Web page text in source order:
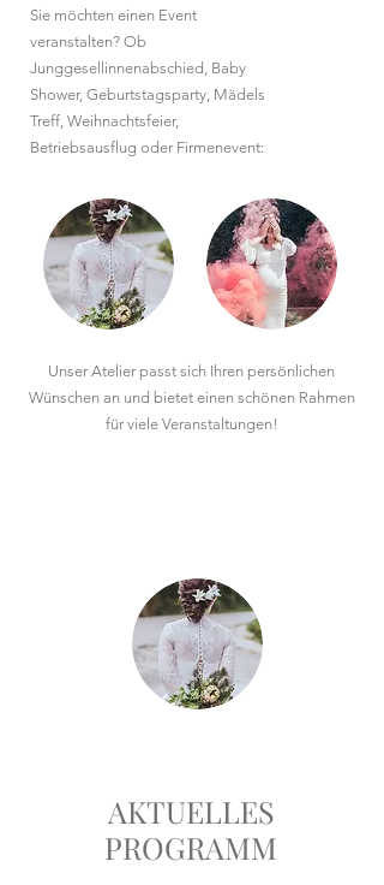
Sie möchten einen Event
veranstalten? Ob
Junggesellinnenabschied, Baby
Shower, Geburtstagsparty, Mädels
Treff, Weihnachtsfeier,
Betriebsausflug oder Firmenevent:
Unser Atelier passt sich Ihren persönlichen
Wünschen an und bietet einen schönen Rahmen
für viele Veranstaltungen!
AKTUELLES
PROGRAMM